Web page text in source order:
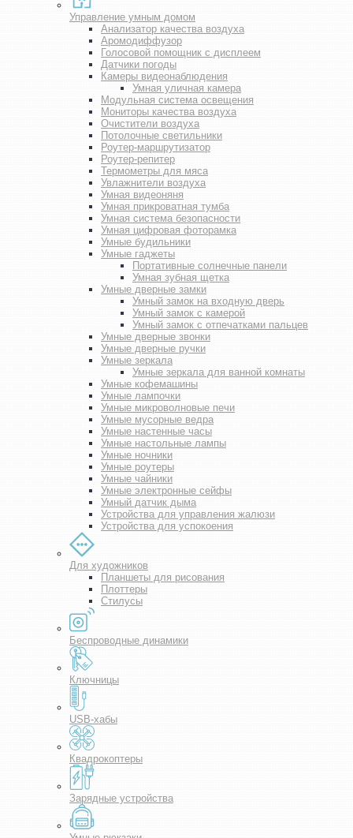
Управление умным домом
Анализатор качества воздуха
Аромодиффузор
Голосовой помощник с дисплеем
Датчики погоды
Камеры видеонаблюдения
Умная уличная камера
Модульная система освещения
Мониторы качества воздуха
Очистители воздуха
Потолочные светильники
Роутер-маршрутизатор
Роутер-репитер
Термометры для мяса
Увлажнители воздуха
Умная видеоняня
Умная прикроватная тумба
Умная система безопасности
Умная цифровая фоторамка
Умные будильники
Умные гаджеты
Портативные солнечные панели
Умная зубная щетка
Умные дверные замки
Умный замок на входную дверь
Умный замок с камерой
Умный замок с отпечатками пальцев
Умные дверные звонки
Умные дверные ручки
Умные зеркала
Умные зеркала для ванной комнаты
Умные кофемашины
Умные лампочки
Умные микроволновые печи
Умные мусорные ведра
Умные настенные часы
Умные настольные лампы
Умные ночники
Умные роутеры
Умные чайники
Умные электронные сейфы
Умный датчик дыма
Устройства для управления жалюзи
Устройства для успокоения
Для художников
Планшеты для рисования
Плоттеры
Стилусы
Беспроводные динамики
Ключницы
USB-хабы
Квадрокоптеры
Зарядные устройства